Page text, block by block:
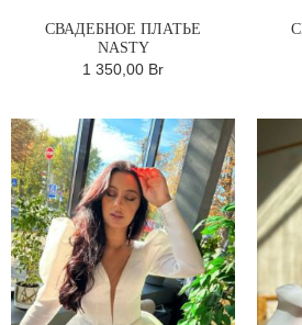
СВАДЕБНОЕ ПЛАТЬЕ
NASTY
1 350,00 Br